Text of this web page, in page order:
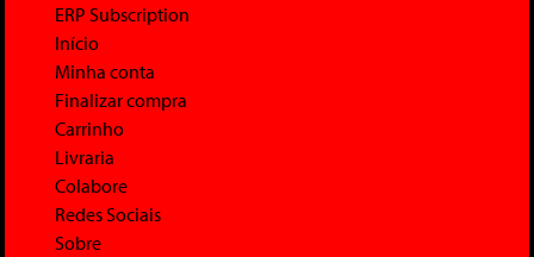
ERP Subscription
Início
Minha conta
Finalizar compra
Carrinho
Livraria
Colabore
Redes Sociais
Sobre